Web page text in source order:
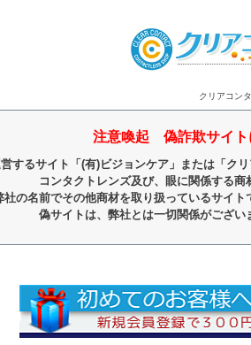
クリアコン
注意喚起 偽詐欺サイト
するサイト「(有)ビジョンケア」または「ク
コンタクトレンズ及び、眼に関係する商
社の名前でその他商材を取り扱っているサイ
偽サイトは、弊社とは一切関係がござい